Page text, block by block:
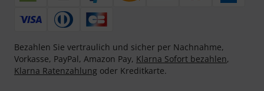
Bezahlen Sie vertraulich und sicher per Nachnahme,
Vorkasse, PayPal, Amazon Pay, Klarna Sofort bezahlen,
Klarna Ratenzahlung oder Kreditkarte.